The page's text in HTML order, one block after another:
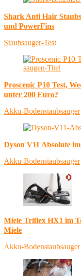
Shark Anti Hair
und PowerFins
Staubsauger-Test
Proscenic P10 Test,
unter 200 Euro?
Akku-Bodenstaubsauger
Dyson V11 Absolute
Akku-Bodenstaubsauger
Miele Triflex HX1 im
Miele
Akku-Bodenstaubsauger